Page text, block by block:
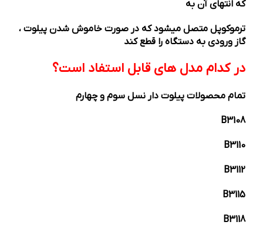
که انتهای آن به
ترموکوپل متصل میشود که در صورت خاموش شدن پیلوت ،
گاز ورودی به دستگاه را قطع کند
در کدام مدل های قابل استفاد است؟
تمام محصولات پیلوت دار نسل سوم و چهارم
B3108
B3110
B3112
B3115
B3118